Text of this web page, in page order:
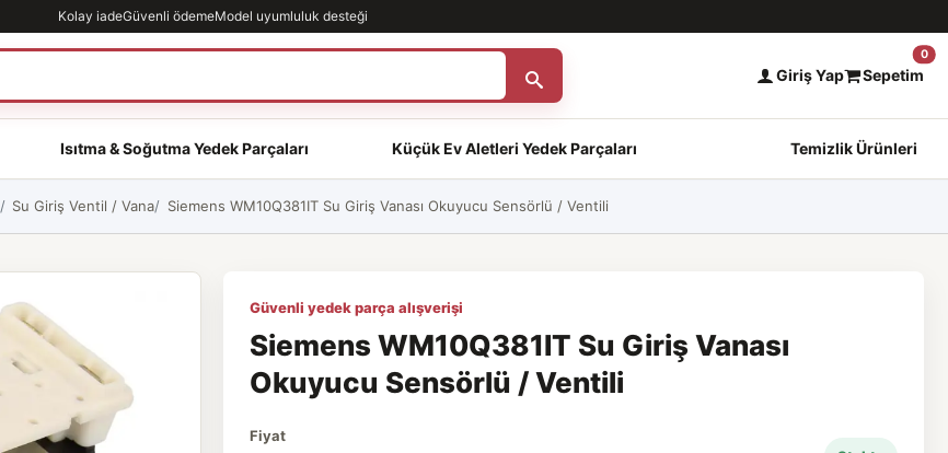
Kolay iadeGüvenli ödemeModel uyumluluk desteği
Giriş Yap Sepetim
0
Isıtma & Soğutma Yedek Parçaları Küçük Ev Aletleri Yedek Parçaları Temizlik Ürünleri
Su Giriş Ventil / Vana Siemens WM10Q381IT Su Giriş Vanası Okuyucu Sensörlü / Ventili
Güvenli yedek parça alışverişi
Siemens WM10Q381IT Su Giriş Vanası
Okuyucu Sensörlü / Ventili
Fiyat